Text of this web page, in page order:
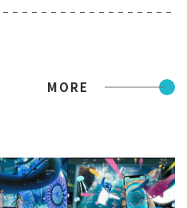
MORE